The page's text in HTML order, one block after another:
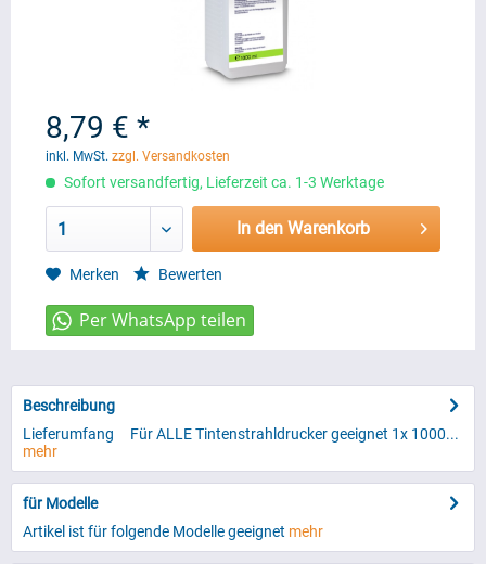
8,79 € *
inkl. MwSt. zzgl. Versandkosten
Sofort versandfertig, Lieferzeit ca. 1-3 Werktage
1 In den Warenkorb
Merken Bewerten
Beschreibung
Lieferumfang Für ALLE Tintenstrahldrucker geeignet 1x 1000...
mehr
für Modelle
Artikel ist für folgende Modelle geeignet mehr